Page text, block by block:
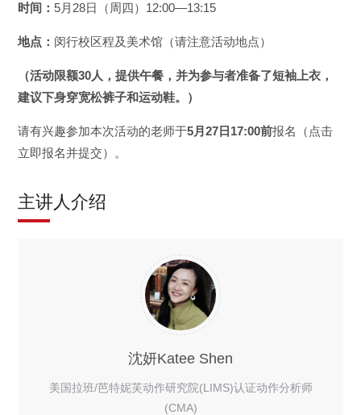
时间： 5月28日（周四）12:00—13:15
地点： 闵行校区程及美术馆（请注意活动地点）
（活动限额30人，提供午餐，并为参与者准备了短袖上衣，
建议下身穿宽松裤子和运动鞋。）
请有兴趣参加本次活动的老师于5月27日17:00前报名（点击
立即报名并提交）。
主讲人介绍
沈妍Katee Shen
美国拉班/芭特妮芙动作研究院(LIMS)认证动作分析师
(CMA)